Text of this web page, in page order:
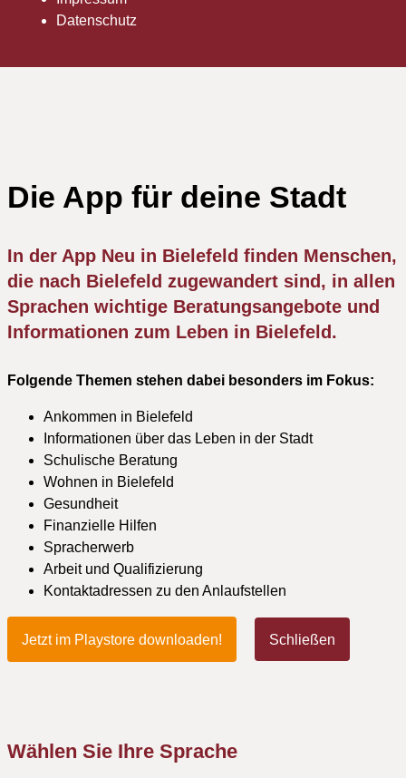
Datenschutz
Die App für deine Stadt
In der App Neu in Bielefeld finden Menschen,
die nach Bielefeld zugewandert sind, in allen
Sprachen wichtige Beratungsangebote und
Informationen zum Leben in Bielefeld.
Folgende Themen stehen dabei besonders im Fokus:
Ankommen in Bielefeld
Informationen über das Leben in der Stadt
Schulische Beratung
Wohnen in Bielefeld
Gesundheit
Finanzielle Hilfen
Spracherwerb
Arbeit und Qualifizierung
Kontaktadressen zu den Anlaufstellen
Jetzt im Playstore downloaden! Schließen
Wählen Sie Ihre Sprache